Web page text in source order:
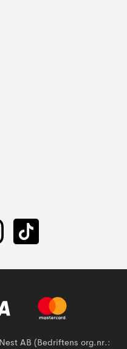
AB (Bedriftens org.nr.: